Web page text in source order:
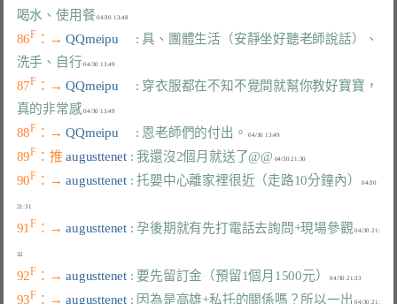
喝水、使用餐
04/30 13:48
86F ：→ QQmeipu : 具、團體生活（安靜坐好聽老師說話）、
洗手、自行
04/30 13:49
87F ：→ QQmeipu : 穿衣服都在不知不覺間就幫你教好寶寶，
真的非常感
04/30 13:49
88F ：→ QQmeipu : 恩老師們的付出。 04/30 13:49
89F ：推 augusttenet : 我還沒2個月就送了@@
90F ：→ augusttenet : 托嬰中心離家裡很近（走路10分鐘內） 04/30
91F ：→ augusttenet : 孕後期就有先打電話去詢問+現場參觀 04/30 21:
92F ：→ augusttenet : 要先留訂金（預留1個月1500元） 04/30 21:33
93F ：→ augusttenet : 因為是高雄+私托的關係嗎？所以一出 04/30 21: